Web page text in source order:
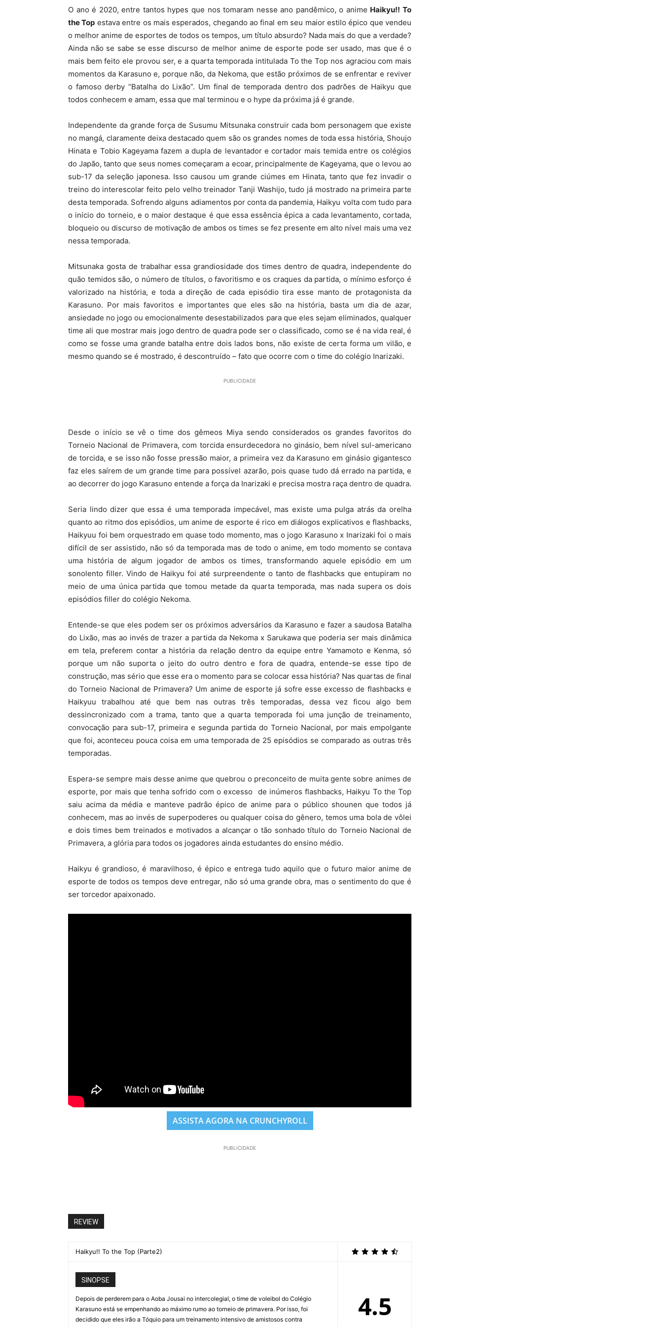
O ano é 2020, entre tantos hypes que nos tomaram nesse ano pandêmico, o anime Haikyu!! To
the Top estava entre os mais esperados, chegando ao final em seu maior estilo épico que vendeu
o melhor anime de esportes de todos os tempos, um título absurdo? Nada mais do que a verdade?
Ainda não se sabe se esse discurso de melhor anime de esporte pode ser usado, mas que é o
mais bem feito ele provou ser, e a quarta temporada intitulada To the Top nos agraciou com mais
momentos da Karasuno e, porque não, da Nekoma, que estão próximos de se enfrentar e reviver
o famoso derby “Batalha do Lixão”. Um final de temporada dentro dos padrões de Haikyu que
todos conhecem e amam, essa que mal terminou e o hype da próxima já é grande.
Independente da grande força de Susumu Mitsunaka construir cada bom personagem que existe
no mangá, claramente deixa destacado quem são os grandes nomes de toda essa história, Shoujo
Hinata e Tobio Kageyama fazem a dupla de levantador e cortador mais temida entre os colégios
do Japão, tanto que seus nomes começaram a ecoar, principalmente de Kageyama, que o levou ao
sub-17 da seleção japonesa. Isso causou um grande ciúmes em Hinata, tanto que fez invadir o
treino do interescolar feito pelo velho treinador Tanji Washijo, tudo já mostrado na primeira parte
desta temporada. Sofrendo alguns adiamentos por conta da pandemia, Haikyu volta com tudo para
o início do torneio, e o maior destaque é que essa essência épica a cada levantamento, cortada,
bloqueio ou discurso de motivação de ambos os times se fez presente em alto nível mais uma vez
nessa temporada.
Mitsunaka gosta de trabalhar essa grandiosidade dos times dentro de quadra, independente do
quão temidos são, o número de títulos, o favoritismo e os craques da partida, o mínimo esforço é
valorizado na história, e toda a direção de cada episódio tira esse manto de protagonista da
Karasuno. Por mais favoritos e importantes que eles são na história, basta um dia de azar,
ansiedade no jogo ou emocionalmente desestabilizados para que eles sejam eliminados, qualquer
time ali que mostrar mais jogo dentro de quadra pode ser o classificado, como se é na vida real, é
como se fosse uma grande batalha entre dois lados bons, não existe de certa forma um vilão, e
mesmo quando se é mostrado, é descontruído – fato que ocorre com o time do colégio Inarizaki.
PUBLICIDADE
Desde o início se vê o time dos gêmeos Miya sendo considerados os grandes favoritos do
Torneio Nacional de Primavera, com torcida ensurdecedora no ginásio, bem nível sul-americano
de torcida, e se isso não fosse pressão maior, a primeira vez da Karasuno em ginásio gigantesco
faz eles saírem de um grande time para possível azarão, pois quase tudo dá errado na partida, e
ao decorrer do jogo Karasuno entende a força da Inarizaki e precisa mostra raça dentro de quadra.
Seria lindo dizer que essa é uma temporada impecável, mas existe uma pulga atrás da orelha
quanto ao ritmo dos episódios, um anime de esporte é rico em diálogos explicativos e flashbacks,
Haikyuu foi bem orquestrado em quase todo momento, mas o jogo Karasuno x Inarizaki foi o mais
difícil de ser assistido, não só da temporada mas de todo o anime, em todo momento se contava
uma história de algum jogador de ambos os times, transformando aquele episódio em um
sonolento filler. Vindo de Haikyu foi até surpreendente o tanto de flashbacks que entupiram no
meio de uma única partida que tomou metade da quarta temporada, mas nada supera os dois
episódios filler do colégio Nekoma.
Entende-se que eles podem ser os próximos adversários da Karasuno e fazer a saudosa Batalha
do Lixão, mas ao invés de trazer a partida da Nekoma x Sarukawa que poderia ser mais dinâmica
em tela, preferem contar a história da relação dentro da equipe entre Yamamoto e Kenma, só
porque um não suporta o jeito do outro dentro e fora de quadra, entende-se esse tipo de
construção, mas sério que esse era o momento para se colocar essa história? Nas quartas de final
do Torneio Nacional de Primavera? Um anime de esporte já sofre esse excesso de flashbacks e
Haikyuu trabalhou até que bem nas outras três temporadas, dessa vez ficou algo bem
dessincronizado com a trama, tanto que a quarta temporada foi uma junção de treinamento,
convocação para sub-17, primeira e segunda partida do Torneio Nacional, por mais empolgante
que foi, aconteceu pouca coisa em uma temporada de 25 episódios se comparado as outras três
temporadas.
Espera-se sempre mais desse anime que quebrou o preconceito de muita gente sobre animes de
esporte, por mais que tenha sofrido com o excesso de inúmeros flashbacks, Haikyu To the Top
saiu acima da média e manteve padrão épico de anime para o público shounen que todos já
conhecem, mas ao invés de superpoderes ou qualquer coisa do gênero, temos uma bola de vôlei
e dois times bem treinados e motivados a alcançar o tão sonhado título do Torneio Nacional de
Primavera, a glória para todos os jogadores ainda estudantes do ensino médio.
Haikyu é grandioso, é maravilhoso, é épico e entrega tudo aquilo que o futuro maior anime de
esporte de todos os tempos deve entregar, não só uma grande obra, mas o sentimento do que é
ser torcedor apaixonado.
ASSISTA AGORA NA CRUNCHYROLL
PUBLICIDADE
REVIEW
Haikyu!! To the Top (Parte2)
SINOPSE
Depois de perderem para o Aoba Jousai no intercolegial, o time de voleibol do Colégio
Karasuno está se empenhando ao máximo rumo ao torneio de primavera. Por isso, foi
decidido que eles irão a Tóquio para um treinamento intensivo de amistosos contra
4.5